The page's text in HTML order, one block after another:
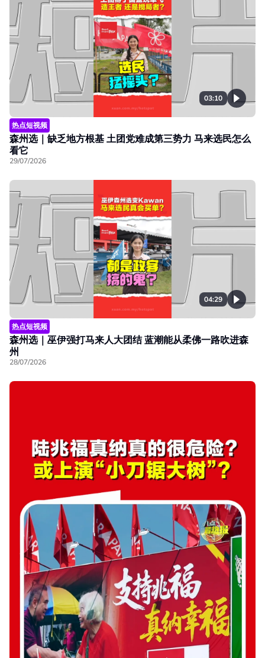
03:10
热点短视频
森州选｜缺乏地方根基 土团党难成第三势力 马来选民怎么
看它
29/07/2026
04:29
热点短视频
森州选｜巫伊强打马来人大团结 蓝潮能从柔佛一路吹进森
州
28/07/2026